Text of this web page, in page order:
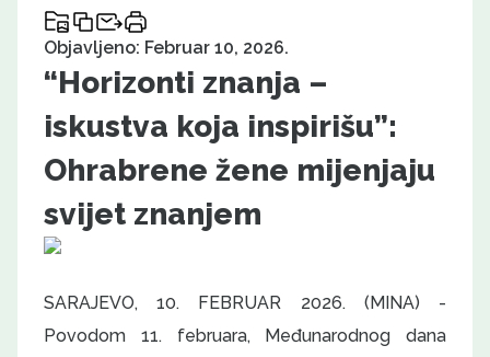
Objavljeno: Februar 10, 2026.
“Horizonti znanja –
iskustva koja inspirišu”:
Ohrabrene žene mijenjaju
svijet znanjem
SARAJEVO, 10. FEBRUAR 2026. (MINA) -
Povodom 11. februara, Međunarodnog dana